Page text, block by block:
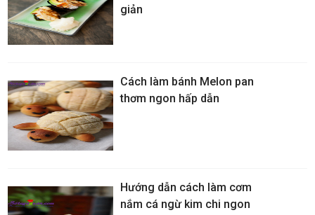
giản
Cách làm bánh Melon pan
thơm ngon hấp dẫn
Hướng dẫn cách làm cơm
nắm cá ngừ kim chi ngon